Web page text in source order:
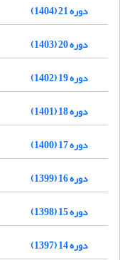
دوره 21 (1404)
دوره 20 (1403)
دوره 19 (1402)
دوره 18 (1401)
دوره 17 (1400)
دوره 16 (1399)
دوره 15 (1398)
دوره 14 (1397)